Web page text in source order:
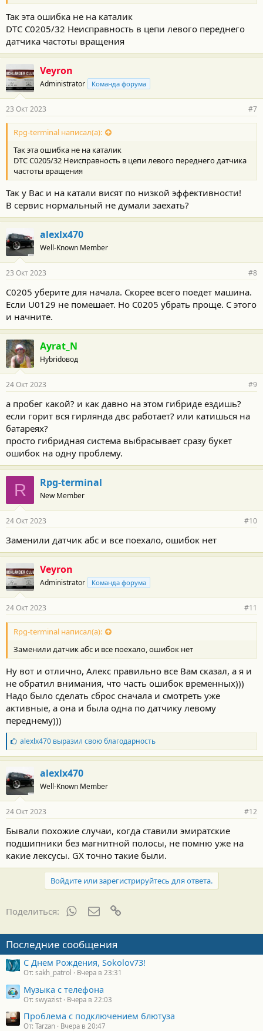
Так эта ошибка не на каталик
DTC C0205/32 Неисправность в цепи левого переднего
датчика частоты вращения
Veyron
Administrator Команда форума
23 Окт 2023 #7
Rpg-terminal написал(а):
Так эта ошибка не на каталик
DTC C0205/32 Неисправность в цепи левого переднего датчика
частоты вращения
Так у Вас и на катали висят по низкой эффективности!
В сервис нормальный не думали заехать?
alexlx470
Well-Known Member
23 Окт 2023 #8
C0205 уберите для начала. Скорее всего поедет машина.
Если U0129 не помешает. Но С0205 убрать проще. С этого
и начните.
Ayrat_N
Hybridовод
24 Окт 2023 #9
а пробег какой? и как давно на этом гибриде ездишь?
если горит вся гирлянда двс работает? или катишься на
батареях?
просто гибридная система выбрасывает сразу букет
ошибок на одну проблему.
R Rpg-terminal
New Member
24 Окт 2023 #10
Заменили датчик абс и все поехало, ошибок нет
Veyron
Administrator Команда форума
24 Окт 2023 #11
Rpg-terminal написал(а):
Заменили датчик абс и все поехало, ошибок нет
Ну вот и отлично, Алекс правильно все Вам сказал, а я и
не обратил внимания, что часть ошибок временных)))
Надо было сделать сброс сначала и смотреть уже
активные, а она и была одна по датчику левому
переднему)))
Б
л
а
о
д
а
н
с
т
и
alexlx470выразил свою благодарность
alexlx470
Well-Known Member
24 Окт 2023 #12
Бывали похожие случаи, когда ставили эмиратские
подшипники без магнитной полосы, не помню уже на
какие лексусы. GX точно такие были.
Войдите или зарегистрируйтесь для ответа.
Поделиться: WhatsAppЭлектронная почта
Последние сообщения
С Днем Рождения, Sokolov73!
От: sakh_patrol Вчера в 23:31
Музыка с телефона
От: swyazist Вчера в 22:03
Проблема с подключением блютуза
От: Tarzan Вчера в 20:47